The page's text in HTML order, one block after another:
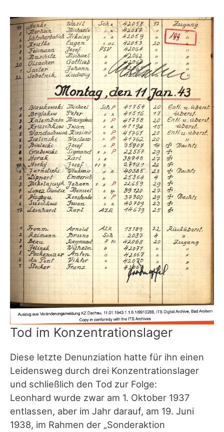
Tod im Konzentrationslager
Diese letzte Denunziation hatte für ihn einen
Leidensweg durch drei Konzentrationslager
und schließlich den Tod zur Folge:
Leonhard wurde zwar am 1. Oktober 1937
entlassen, aber im Jahr darauf, am 19. Juni
1938, im Rahmen der „Sonderaktion